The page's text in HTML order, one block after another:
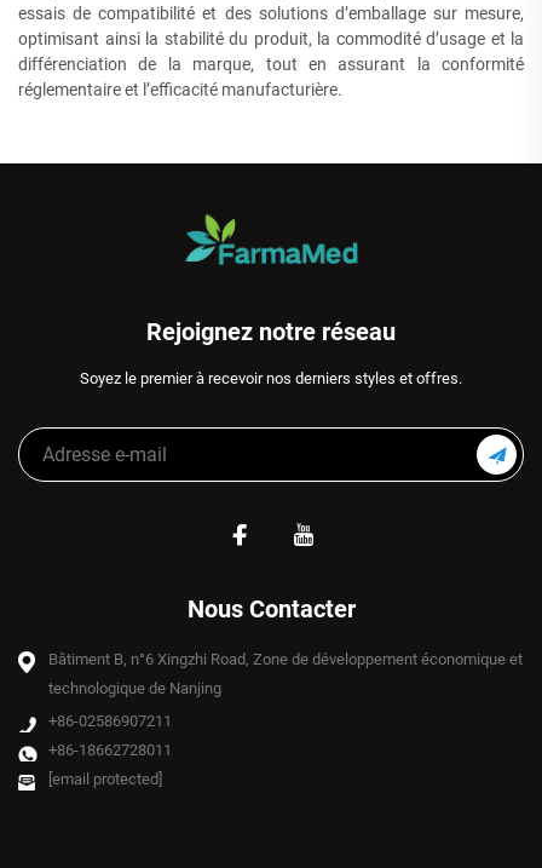
essais de compatibilité et des solutions d’emballage sur mesure,
optimisant ainsi la stabilité du produit, la commodité d’usage et la
différenciation de la marque, tout en assurant la conformité
réglementaire et l’efficacité manufacturière.
Rejoignez notre réseau
Soyez le premier à recevoir nos derniers styles et offres.
Nous Contacter
Bâtiment B, n°6 Xingzhi Road, Zone de développement économique et
technologique de Nanjing
+86-02586907211
+86-18662728011
[email protected]